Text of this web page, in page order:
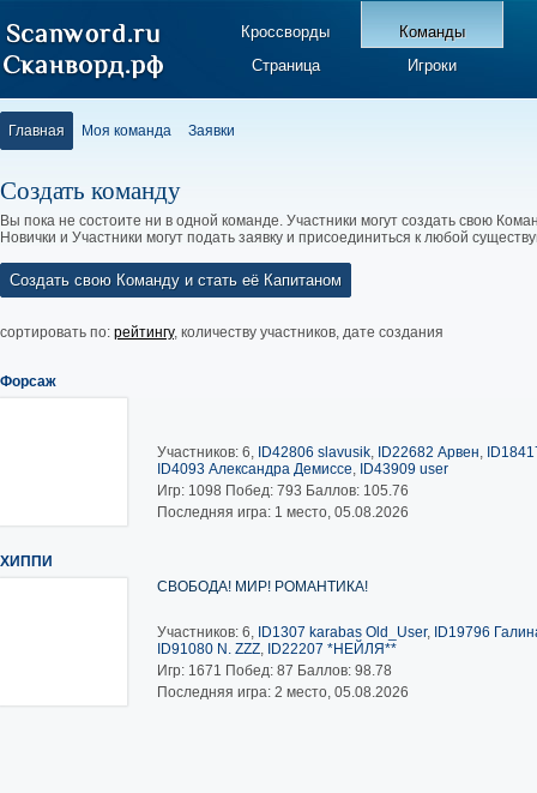
Кроссворды
Команды
Страница
Игроки
Главная Моя команда Заявки
Создать команду
Вы пока не состоите ни в одной команде. Участники могут создать свою
Новички и Участники могут подать заявку и присоединиться к любой
Создать свою Команду и стать её Капитаном
сортировать по: рейтингу, количеству участников, дате создания
Форсаж
Участников: 6, ID42806 slavusik, ID22682 Арвен,
ID4093 Александра Демиссе, ID43909 user
Игр: 1098 Побед: 793 Баллов: 105.76
Последняя игра: 1 место, 05.08.2026
ХИППИ
СВОБОДА! МИР! РОМАНТИКА!
Участников: 6, ID1307 karabas Old_User, ID19796
ID91080 N. ZZZ, ID22207 *НЕЙЛЯ**
Игр: 1671 Побед: 87 Баллов: 98.78
Последняя игра: 2 место, 05.08.2026